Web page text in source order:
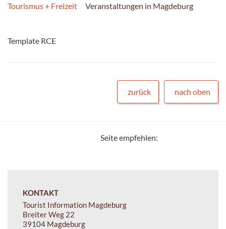
Tourismus + Freizeit Veranstaltungen in Magdeburg
Template RCE
zurück nach oben
Seite empfehlen:
KONTAKT
Tourist Information Magdeburg
Breiter Weg 22
39104 Magdeburg